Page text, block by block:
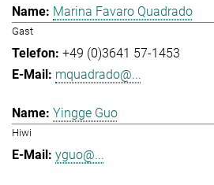
Marina Favaro Quadrado
Gast
+49 (0)3641 57-1453
mquadrado@...
Yingge Guo
Hiwi
yguo@...